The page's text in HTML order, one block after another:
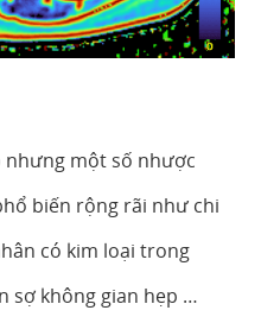
nhưng một số nhược
biến rộng rãi như chi
có kim loại trong
sợ không gian hẹp …